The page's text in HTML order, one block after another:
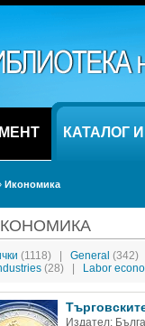
КАТАЛОГ
Икономика
(1118) General (342)
(28) Labor
Издател: